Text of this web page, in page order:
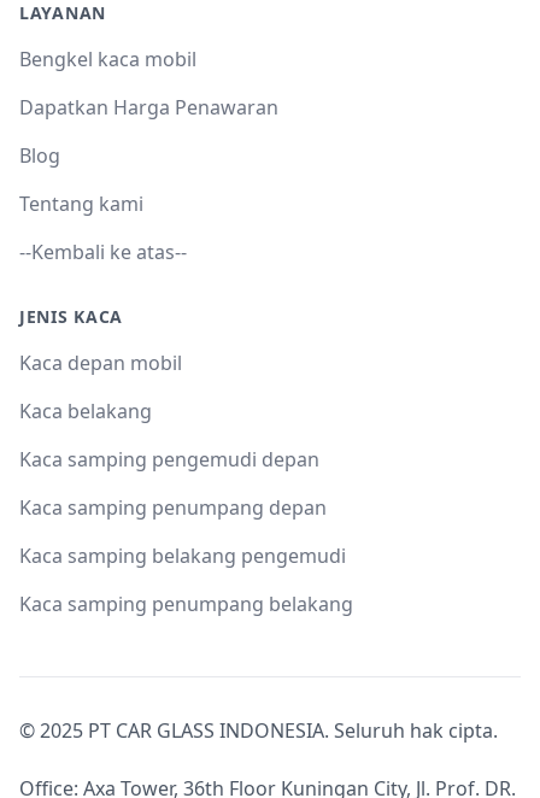
LAYANAN
Bengkel kaca mobil
Dapatkan Harga Penawaran
Blog
Tentang kami
--Kembali ke atas--
JENIS KACA
Kaca depan mobil
Kaca belakang
Kaca samping pengemudi depan
Kaca samping penumpang depan
Kaca samping belakang pengemudi
Kaca samping penumpang belakang
© 2025 PT CAR GLASS INDONESIA. Seluruh hak cipta.
Office: Axa Tower, 36th Floor Kuningan City, Jl. Prof. DR.